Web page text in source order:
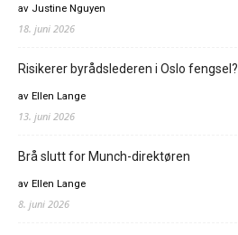
av Justine Nguyen
18. juni 2026
Risikerer byrådslederen i Oslo fengsel?
av Ellen Lange
13. juni 2026
Brå slutt for Munch-direktøren
av Ellen Lange
8. juni 2026